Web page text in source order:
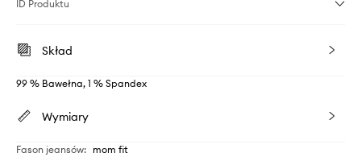
ID Produktu
Skład
99 % Bawełna, 1 % Spandex
Wymiary
Fason jeansów: mom fit